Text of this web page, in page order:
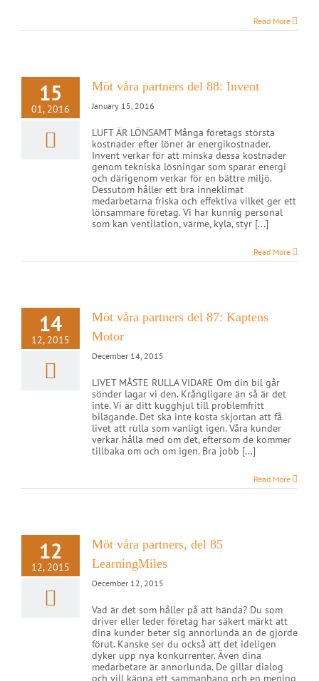
Read More
15
01, 2016
Möt våra partners del 88: Invent
January 15, 2016
LUFT ÄR LÖNSAMT Många företags största
kostnader efter löner är energikostnader.
Invent verkar för att minska dessa kostnader
genom tekniska lösningar som sparar energi
och därigenom verkar för en bättre miljö.
Dessutom håller ett bra inneklimat
medarbetarna friska och effektiva vilket ger ett
lönsammare företag. Vi har kunnig personal
som kan ventilation, värme, kyla, styr [...]
Read More
14
12, 2015
Möt våra partners del 87: Kaptens
Motor
December 14, 2015
LIVET MÅSTE RULLA VIDARE Om din bil går
sönder lagar vi den. Krångligare än så är det
inte. Vi är ditt kugghjul till problemfritt
bilägande. Det ska inte kosta skjortan att få
livet att rulla som vanligt igen. Våra kunder
verkar hålla med om det, eftersom de kommer
tillbaka om och om igen. Bra jobb [...]
Read More
12
12, 2015
Möt våra partners, del 85
LearningMiles
December 12, 2015
Vad är det som håller på att hända? Du som
driver eller leder företag har säkert märkt att
dina kunder beter sig annorlunda än de gjorde
förut. Kanske ser du också att det ideligen
dyker upp nya konkurrenter. Även dina
medarbetare är annorlunda. De gillar dialog
och vill känna ett sammanhang och en mening